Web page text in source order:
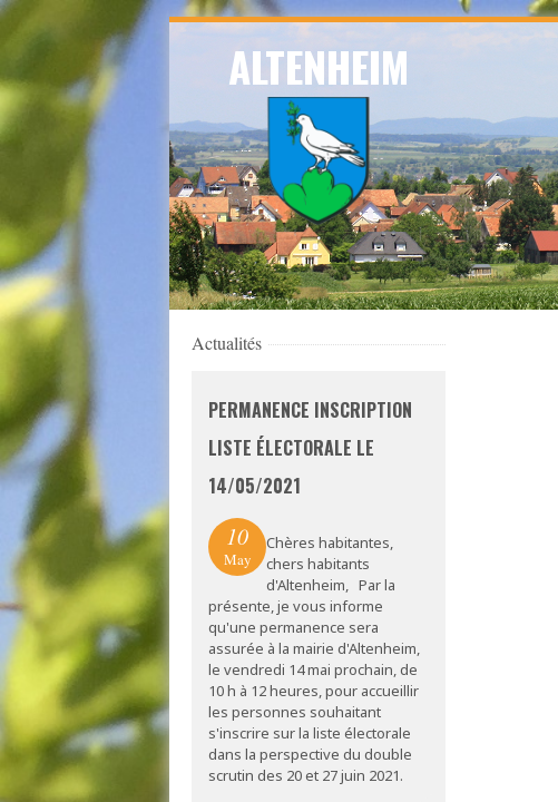
Skip
navigation
Skip
to
content
ALTENHEIM
Actualités
PERMANENCE INSCRIPTION
LISTE ÉLECTORALE LE
14/05/2021
10
May
Chères habitantes,
chers habitants
d'Altenheim, Par la
présente, je vous informe
qu'une permanence sera
assurée à la mairie d'Altenheim,
le vendredi 14 mai prochain, de
10 h à 12 heures, pour accueillir
les personnes souhaitant
s'inscrire sur la liste électorale
dans la perspective du double
scrutin des 20 et 27 juin 2021.